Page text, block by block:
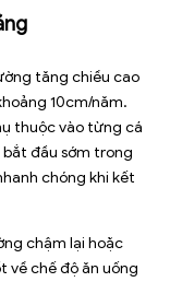
tăng chiều cao
10cm/năm.
thuộc vào từng cá
đầu sớm trong
chóng khi kết
chậm lại hoặc
về chế độ ăn uống